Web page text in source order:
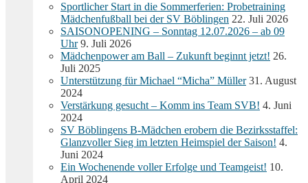
Sportlicher Start in die Sommerferien: Probetraining
Mädchenfußball bei der SV Böblingen 22. Juli 2026
SAISONOPENING – Sonntag 12.07.2026 – ab 09
Uhr 9. Juli 2026
Mädchenpower am Ball – Zukunft beginnt jetzt! 26.
Juli 2025
Unterstützung für Michael “Micha” Müller 31. August
2024
Verstärkung gesucht – Komm ins Team SVB! 4. Juni
2024
SV Böblingens B-Mädchen erobern die Bezirksstaffel:
Glanzvoller Sieg im letzten Heimspiel der Saison! 4.
Juni 2024
Ein Wochenende voller Erfolge und Teamgeist! 10.
April 2024